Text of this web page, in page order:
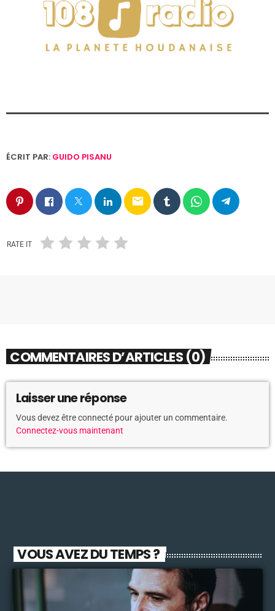
ÉCRIT PAR: GUIDO PISANU
email
RATE IT
COMMENTAIRES D’ARTICLES (0)
Laisser une réponse
Vous devez être connecté pour ajouter un commentaire.
Connectez-vous maintenant
VOUS AVEZ DU TEMPS ?